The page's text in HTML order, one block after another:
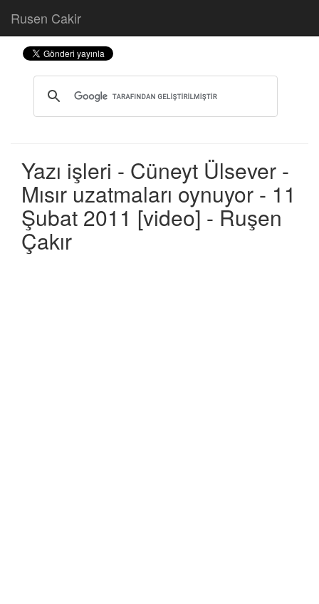
Rusen Cakir
Yazı işleri - Cüneyt Ülsever -
Mısır uzatmaları oynuyor - 11
Şubat 2011 [video] - Ruşen
Çakır